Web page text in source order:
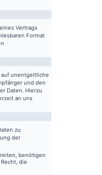
Vertrags
Format
unentgeltliche
und den
Daten. Hierzu
an uns
zu
der
benötigen
die